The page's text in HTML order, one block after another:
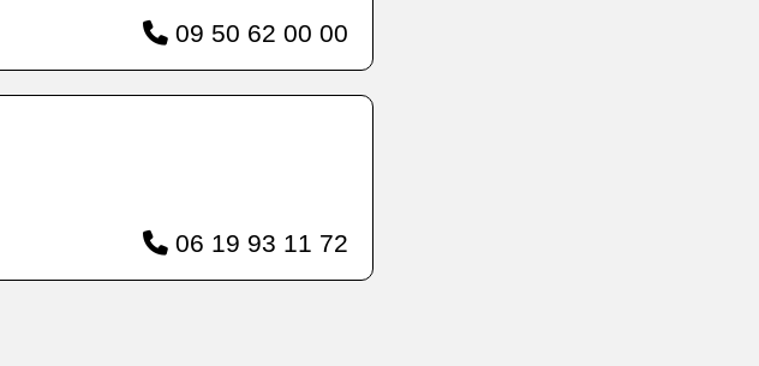
09 50 62 00 00
06 19 93 11 72